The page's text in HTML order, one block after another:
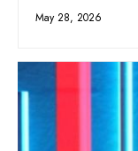
May 28, 2026